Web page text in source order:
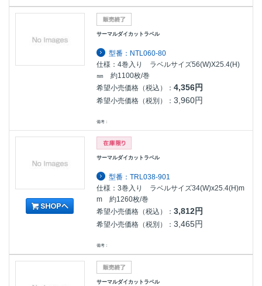
サーマルダイカットラベル
型番：NTL060-80
仕様：4巻入り ラベルサイズ56(W)X25.4(H)
㎜ 約1100枚/巻
希望小売価格（税込）：4,356円
希望小売価格（税別）：3,960円
備考：
サーマルダイカットラベル
型番：TRL038-901
仕様：3巻入り ラベルサイズ34(W)x25.4(H)m
m 約1260枚/巻
希望小売価格（税込）： 3,812円
希望小売価格（税別）： 3,465円
備考：
サーマルダイカットラベル